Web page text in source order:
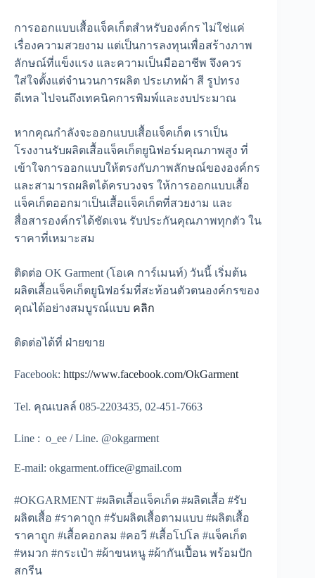
การออกแบบเสื้อแจ็คเก็ตสำหรับองค์กร ไม่ใช่แค่
เรื่องความสวยงาม แต่เป็นการลงทุนเพื่อสร้างภาพ
ลักษณ์ที่แข็งแรง และความเป็นมืออาชีพ จึงควร
ใส่ใจตั้งแต่จำนวนการผลิต ประเภทผ้า สี รูปทรง
ดีเทล ไปจนถึงเทคนิคการพิมพ์และงบประมาณ
หากคุณกำลังจะออกแบบเสื้อแจ็คเก็ต เราเป็น
โรงงานรับผลิตเสื้อแจ็คเก็ตยูนิฟอร์มคุณภาพสูง ที่
เข้าใจการออกแบบให้ตรงกับภาพลักษณ์ขององค์กร
และสามารถผลิตได้ครบวงจร ให้การออกแบบเสื้อ
แจ็คเก็ตออกมาเป็นเสื้อแจ็คเก็ตที่สวยงาม และ
สื่อสารองค์กรได้ชัดเจน รับประกันคุณภาพทุกตัว ใน
ราคาที่เหมาะสม
ติดต่อ OK Garment (โอเค การ์เมนท์) วันนี้ เริ่มต้น
ผลิตเสื้อแจ็คเก็ตยูนิฟอร์มที่สะท้อนตัวตนองค์กรของ
คุณได้อย่างสมบูรณ์แบบ คลิก
ติดต่อได้ที่ ฝ่ายขาย
Facebook: https://www.facebook.com/OkGarment
Tel. คุณเบลล์ 085-2203435, 02-451-7663
Line : o_ee / Line. @okgarment
E-mail: okgarment.office@gmail.com
#OKGARMENT #ผลิตเสื้อแจ็คเก็ต #ผลิตเสื้อ #รับ
ผลิตเสื้อ #ราคาถูก #รับผลิตเสื้อตามแบบ #ผลิตเสื้อ
ราคาถูก #เสื้อคอกลม #คอวี #เสื้อโปโล #แจ็คเก็ต
#หมวก #กระเป๋า #ผ้าขนหนู #ผ้ากันเปื้อน พร้อมปัก
สกรีน